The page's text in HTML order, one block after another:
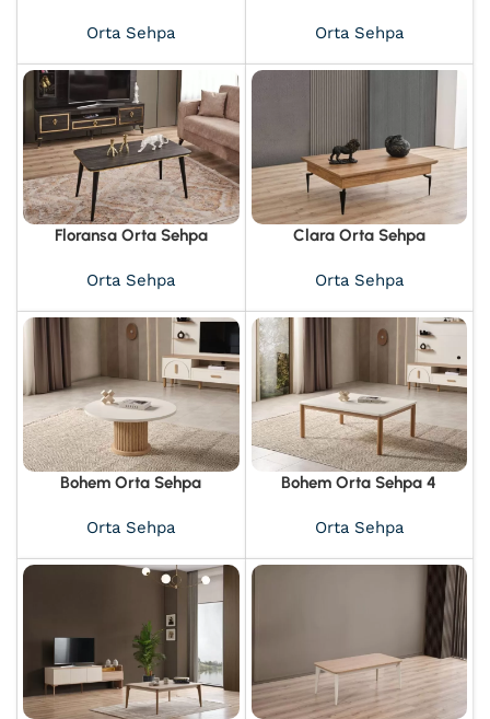
Orta Sehpa
Orta Sehpa
Floransa Orta Sehpa
Orta Sehpa
Clara Orta Sehpa
Orta Sehpa
Bohem Orta Sehpa
Orta Sehpa
Bohem Orta Sehpa 4
Orta Sehpa